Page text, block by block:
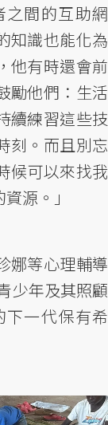
間的互助網
知識也能化為
他有時還會前
勵他們：生活
續練習這些技
刻。而且別忘
候可以來找我
源。」
娜等心理輔導
少年及其照顧
一代保有希